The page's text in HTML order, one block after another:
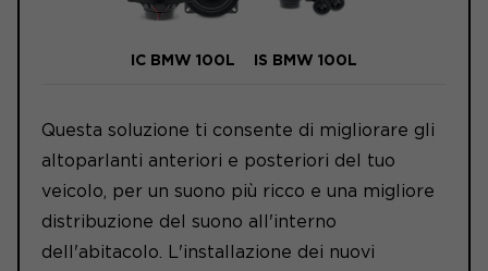
IC BMW 100L IS BMW 100L
Questa soluzione ti consente di migliorare gli
altoparlanti anteriori e posteriori del tuo
veicolo, per un suono più ricco e una migliore
distribuzione del suono all'interno
dell'abitacolo. L'installazione dei nuovi